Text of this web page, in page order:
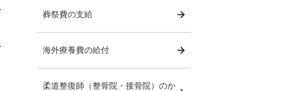
葬祭費の支給
海外療養費の給付
柔道整復師（整骨院・接骨院）のか